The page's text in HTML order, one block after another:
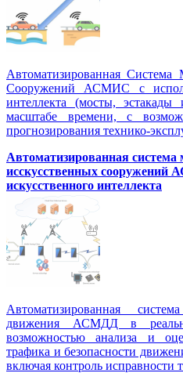
Автоматизированная
Сооружений АСМИС с
интеллекта (мосты,
масштабе времени, с
прогнозирования технико-
Автоматизированная система
исскусственных сооружений
искусственного интеллекта
Автоматизированная
движения АСМДД в
возможностью анализа и
трафика и безопасности
включая контроль исправности